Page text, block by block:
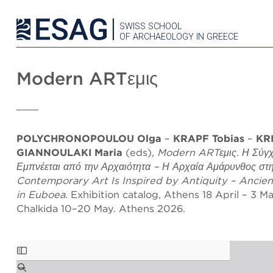
SWISS SCHOOL
OF ARCHAEOLOGY IN GREECE
Modern ARTεμις
POLYCHRONOPOULOU Olga – KRAPF Tobias –
GIANNOULAKI Maria (eds), Modern ARTεμις. Η
Εμπνέεται από την Αρχαιότητα – Η Αρχαία Αμάρυνθος
Contemporary Art Is Inspired by Antiquity –
in Euboea. Exhibition catalog, Athens 18 April – 3
Chalkida 10–20 May. Athens 2026.
Skip
to